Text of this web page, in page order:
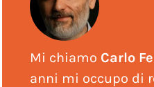
Mi chiamo Carlo
anni mi occupo di